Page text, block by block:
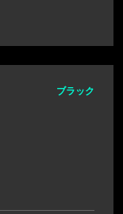
ブラック